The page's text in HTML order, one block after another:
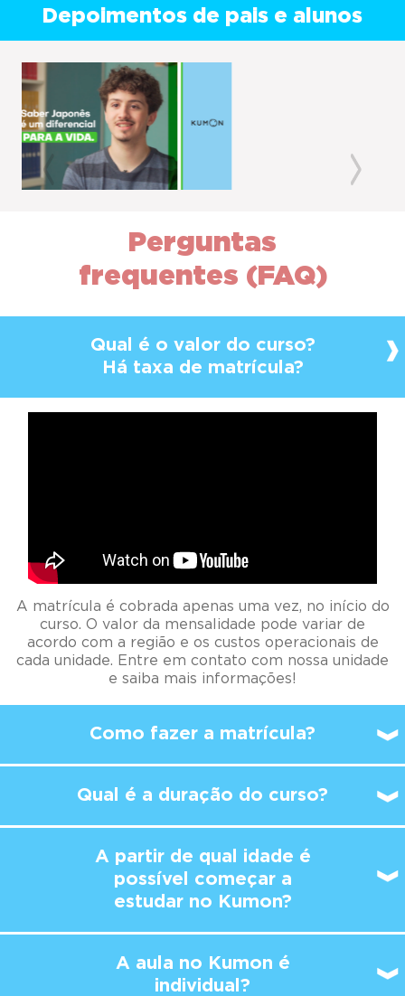
Depoimentos de pais e alunos
Previous
Perguntas
frequentes (FAQ)
Qual é o valor do curso?
Há taxa de matrícula?
A matrícula é cobrada apenas uma vez, no início do
curso. O valor da mensalidade pode variar de
acordo com a região e os custos operacionais de
cada unidade. Entre em contato com nossa unidade
e saiba mais informações!
Como fazer a matrícula?
Qual é a duração do curso?
A partir de qual idade é
possível começar a
estudar no Kumon?
A aula no Kumon é
individual?